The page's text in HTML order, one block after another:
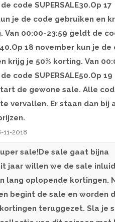
code SUPERSALE30.Op 17
je de code gebruiken en
Van 00:00-23:59 geldt de
18 november kun je de
krijg je 50% korting. Van
code SUPERSALE50.Op 19
de gewone sale. Alle
vervallen. Er staan dan bij
11-2018
sale!De sale gaat bijna
jaar willen we de sale
lang oplopende kortingen.
begint de sale en worden
teruggezet. Sla je